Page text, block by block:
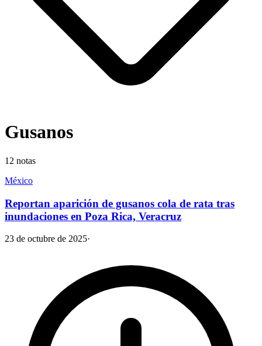
Gusanos
12 notas
México
Reportan aparición de gusanos cola de rata tras
inundaciones en Poza Rica, Veracruz
23 de octubre de 2025·